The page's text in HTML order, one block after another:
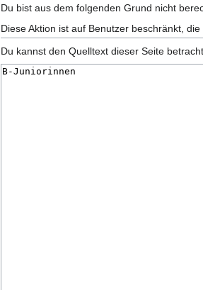
Zur
Navigation
springen
Zur
Suche
springen
Du bist aus dem folgenden Grund nicht
Diese Aktion ist auf Benutzer beschränkt, die
Du kannst den Quelltext dieser Seite